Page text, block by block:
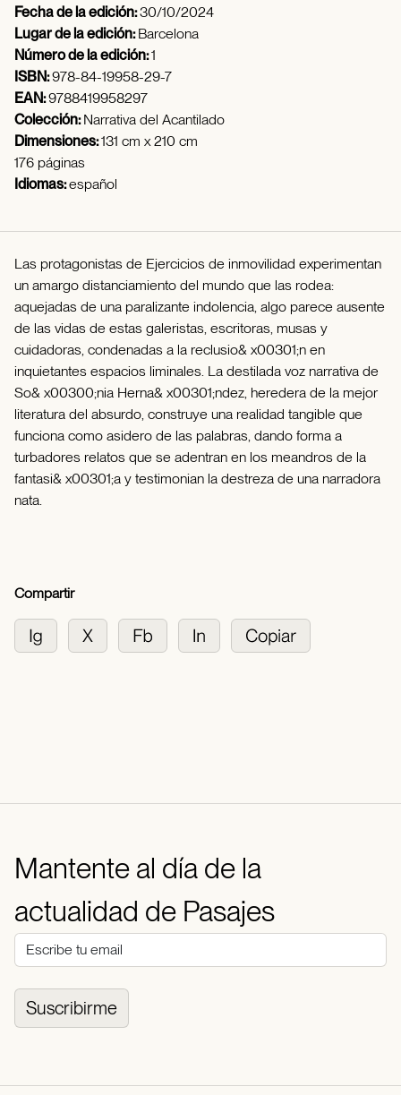
Fecha de la edición:30/10/2024
Lugar de la edición:Barcelona
Número de la edición:1
ISBN:978-84-19958-29-7
EAN:9788419958297
Colección:Narrativa del Acantilado
Dimensiones:131 cm x 210 cm
176 páginas
Idiomas:español
Las protagonistas de Ejercicios de inmovilidad experimentan
un amargo distanciamiento del mundo que las rodea:
aquejadas de una paralizante indolencia, algo parece ausente
de las vidas de estas galeristas, escritoras, musas y
cuidadoras, condenadas a la reclusio& x00301;n en
inquietantes espacios liminales. La destilada voz narrativa de
So& x00300;nia Herna& x00301;ndez, heredera de la mejor
literatura del absurdo, construye una realidad tangible que
funciona como asidero de las palabras, dando forma a
turbadores relatos que se adentran en los meandros de la
fantasi& x00301;a y testimonian la destreza de una narradora
nata.
Compartir
Mantente al día de la
actualidad de Pasajes
Suscribirme